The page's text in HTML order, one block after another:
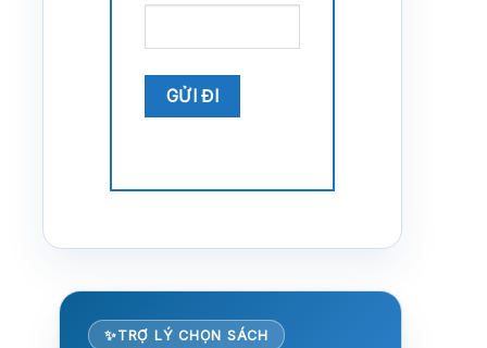
TRỢ LÝ CHỌN SÁCH